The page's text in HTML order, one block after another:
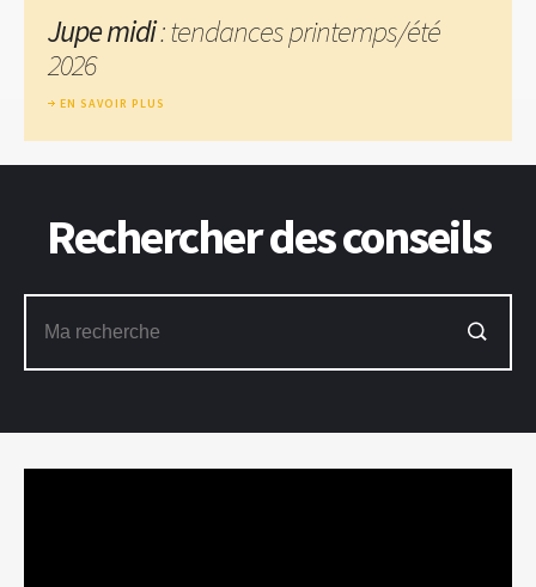
Jupe midi: tendances printemps/été
2026
EN SAVOIR PLUS
Rechercher des conseils